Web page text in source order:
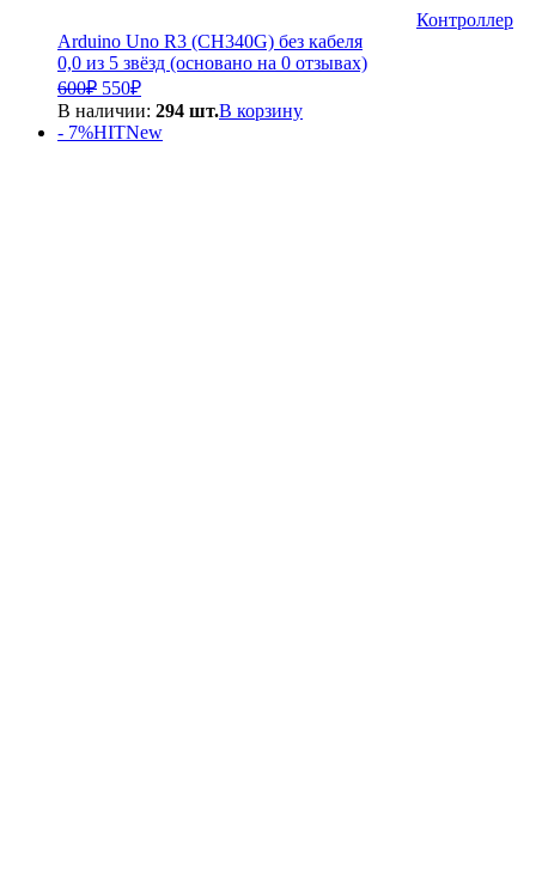
Контроллер
Arduino Uno R3 (CH340G) без кабеля
0,0 из 5 звёзд (основано на 0 отзывах)
600₽ Первоначальная
цена
составляла
550₽Текущая
цена:
550₽.
В наличии: 294 шт.В корзину
- 7%HITNew